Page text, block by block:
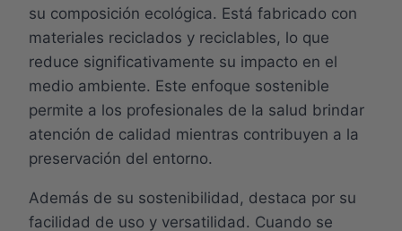
su composición ecológica. Está fabricado con
materiales reciclados y reciclables, lo que
reduce significativamente su impacto en el
medio ambiente. Este enfoque sostenible
permite a los profesionales de la salud brindar
atención de calidad mientras contribuyen a la
preservación del entorno.
Además de su sostenibilidad, destaca por su
facilidad de uso y versatilidad. Cuando se